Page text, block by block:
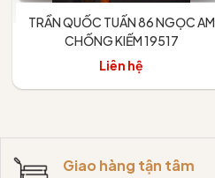
TRẦN QUỐC TUẤN 86 NGỌC AM
CHỐNG KIẾM 19517
Liên hệ
Giao hàng tận tâm